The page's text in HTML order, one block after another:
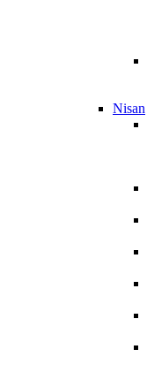
Nisan